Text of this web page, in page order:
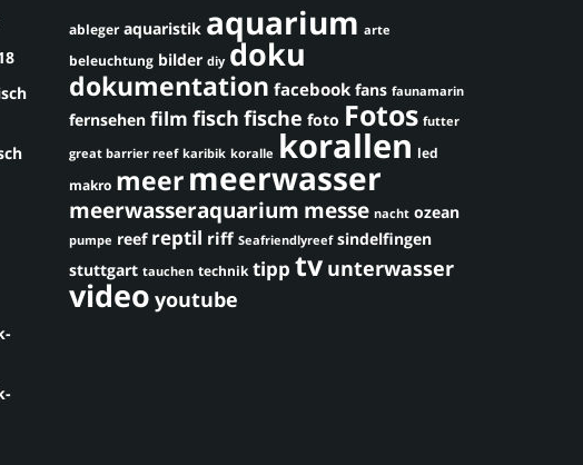
ableger aquaristik aquarium arte
beleuchtung bilder diy doku
dokumentation facebook fans faunamarin
fernsehen film fisch fische foto Fotos futter
great barrier reef karibik koralle korallen led
makro meermeerwasser
meerwasseraquarium messe nacht ozean
pumpe reef reptil riff Seafriendlyreef sindelfingen
stuttgart tauchen technik tipp tv unterwasser
video youtube